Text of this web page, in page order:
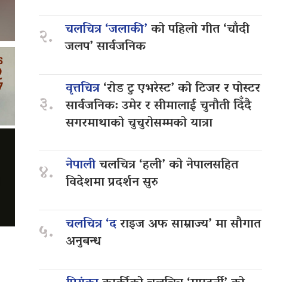
२. चलचित्र ‘जलाकी’को पहिलो गीत ‘चाँदी
जलप’ सार्वजनिक
३.
वृत्तचित्र‘रोड टु एभरेस्ट’ को टिजर र पोस्टर
सार्वजनिक: उमेर र सीमालाई चुनौती दिँदै
सगरमाथाको चुचुरोसम्मको यात्रा
४. नेपालीचलचित्र ‘हली’ को नेपालसहित
विदेशमा प्रदर्शन सुरु
५. चलचित्र ‘दराइज अफ साम्राज्य’ मा सौगात
अनुबन्ध